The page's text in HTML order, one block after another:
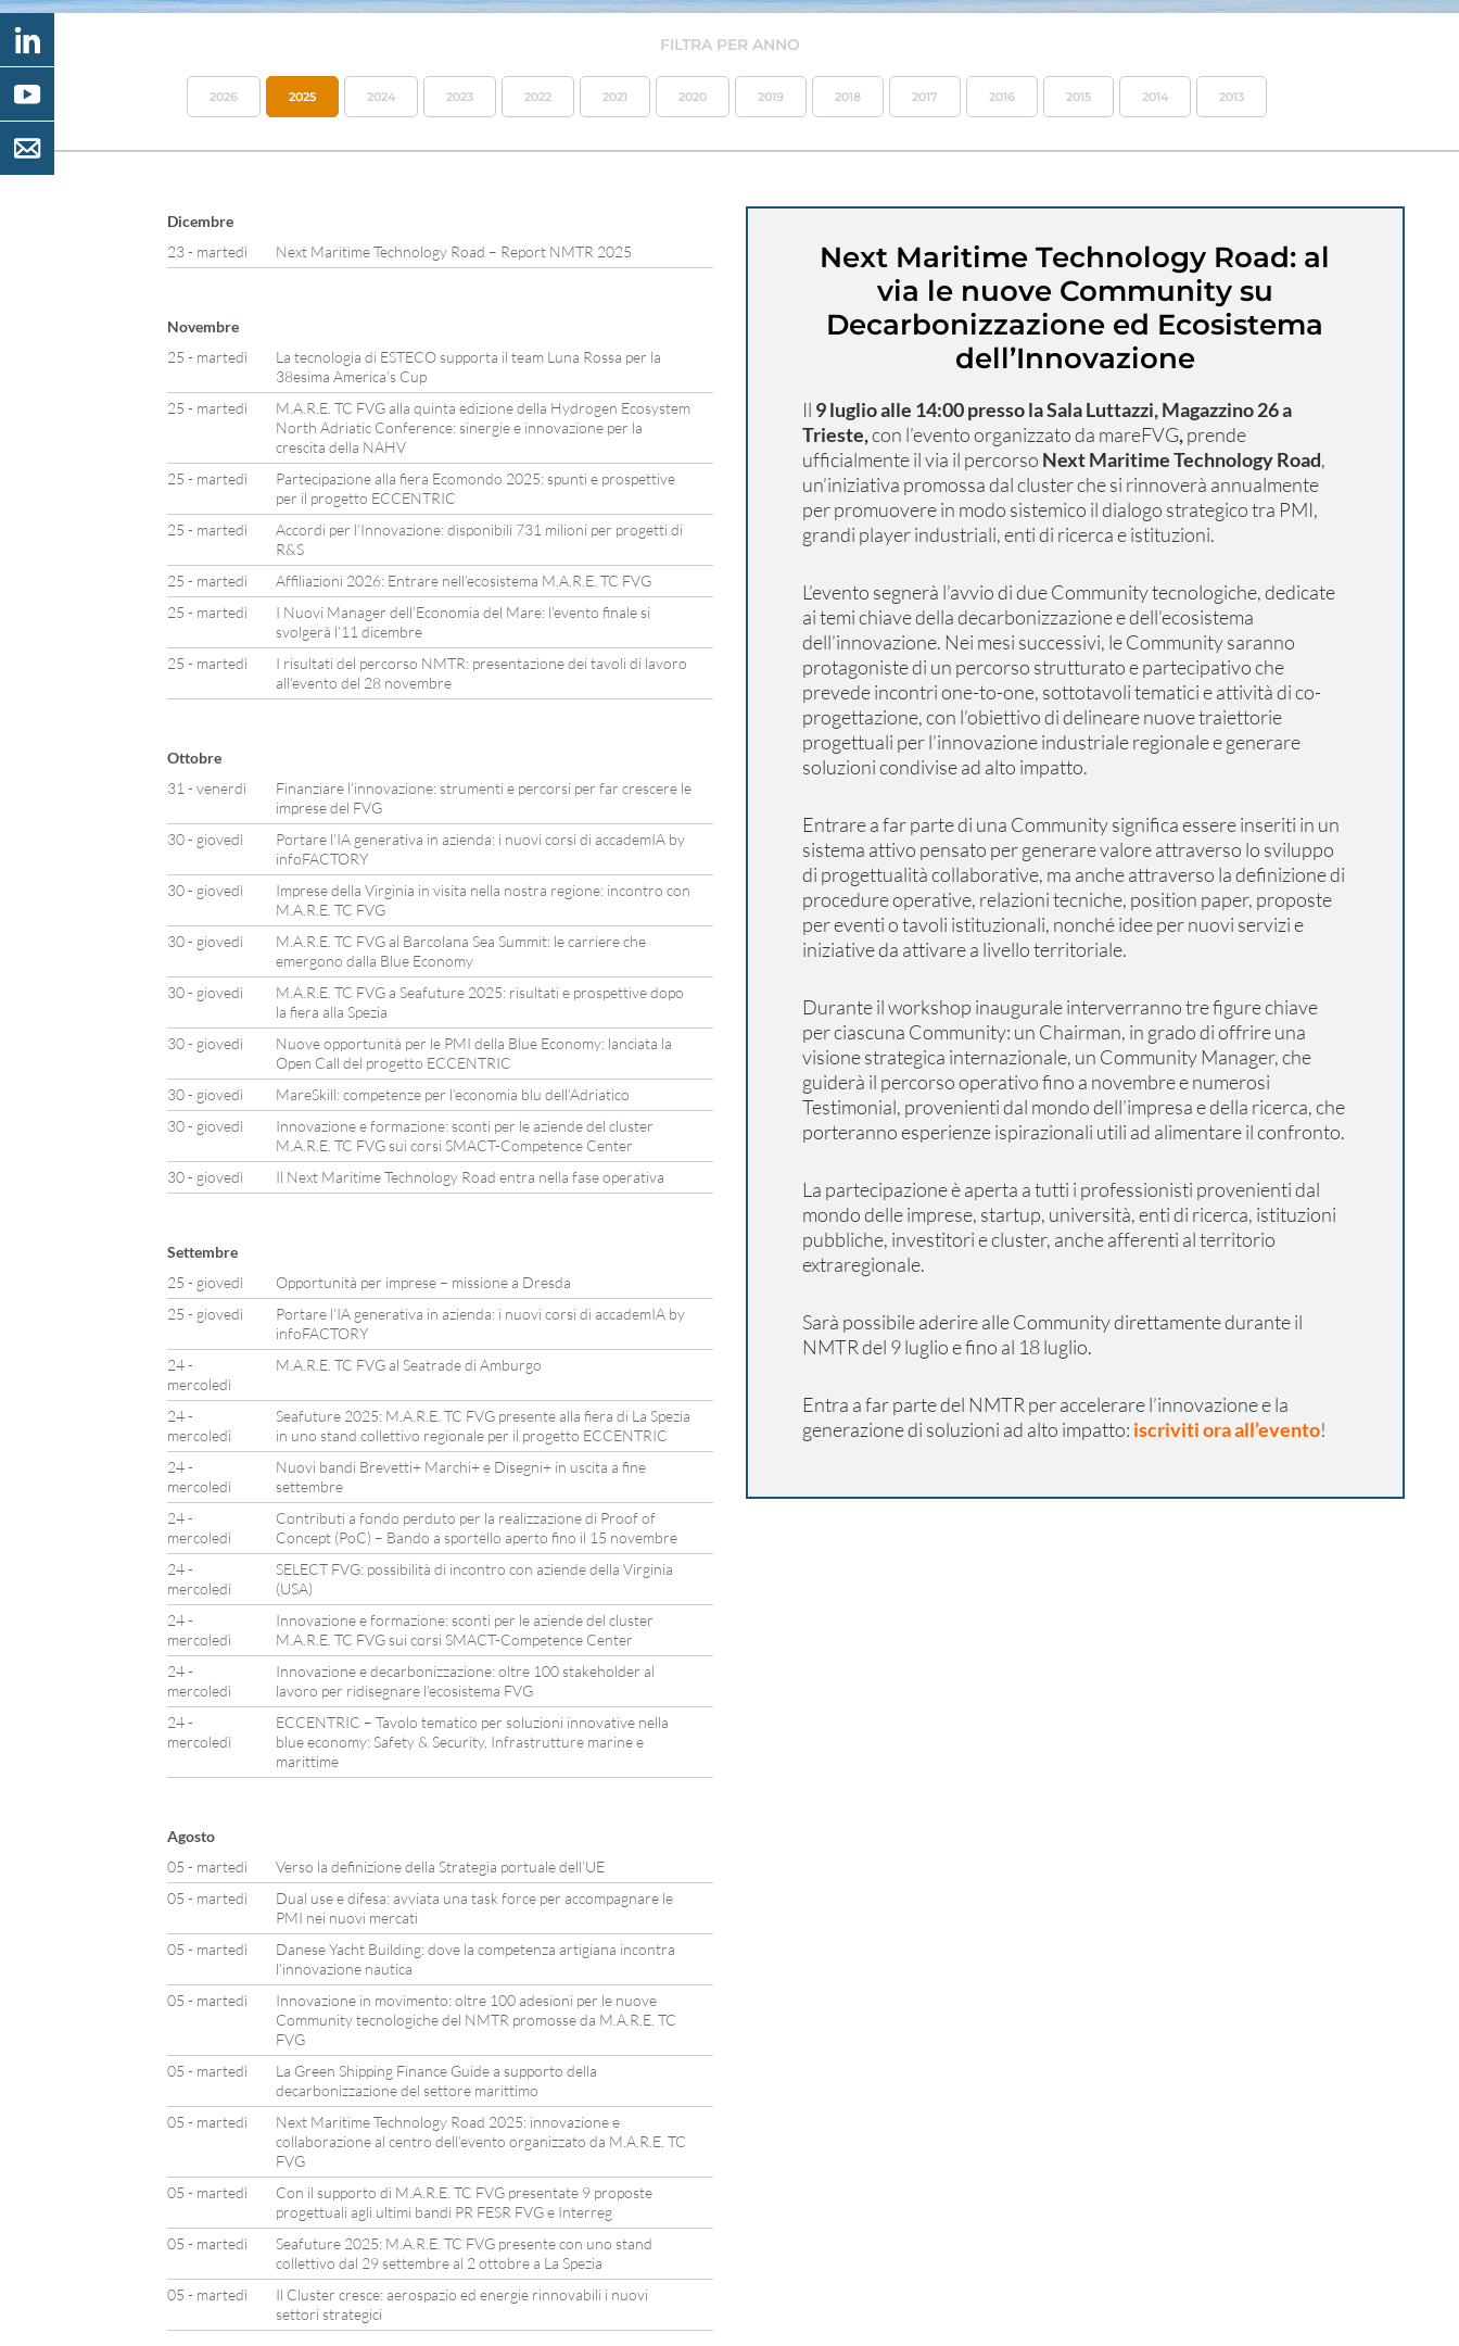
FILTRA PER ANNO
2026 2025 2024 2023 2022 2021 2020 2019 2018 2017 2016 2015 2014 2013
Dicembre
23 - martedì
Next Maritime Technology Road – Report NMTR 2025
Novembre
25 - martedì
La tecnologia di ESTECO supporta il team Luna Rossa per la
38esima America’s Cup
25 - martedì
M.A.R.E. TC FVG alla quinta edizione della Hydrogen Ecosystem
North Adriatic Conference: sinergie e innovazione per la
crescita della NAHV
25 - martedì
Partecipazione alla fiera Ecomondo 2025: spunti e prospettive
per il progetto ECCENTRIC
25 - martedì
Accordi per l’Innovazione: disponibili 731 milioni per progetti di
R&S
25 - martedì
Affiliazioni 2026: Entrare nell’ecosistema M.A.R.E. TC FVG
25 - martedì
I Nuovi Manager dell’Economia del Mare: l’evento finale si
svolgerà l’11 dicembre
25 - martedì
I risultati del percorso NMTR: presentazione dei tavoli di lavoro
all’evento del 28 novembre
Ottobre
31 - venerdì
Finanziare l’innovazione: strumenti e percorsi per far crescere le
imprese del FVG
30 - giovedì
Portare l’IA generativa in azienda: i nuovi corsi di accademIA by
infoFACTORY
30 - giovedì
Imprese della Virginia in visita nella nostra regione: incontro con
M.A.R.E. TC FVG
30 - giovedì
M.A.R.E. TC FVG al Barcolana Sea Summit: le carriere che
emergono dalla Blue Economy
30 - giovedì
M.A.R.E. TC FVG a Seafuture 2025: risultati e prospettive dopo
la fiera alla Spezia
30 - giovedì
Nuove opportunità per le PMI della Blue Economy: lanciata la
Open Call del progetto ECCENTRIC
30 - giovedì
MareSkill: competenze per l’economia blu dell’Adriatico
30 - giovedì
Innovazione e formazione: sconti per le aziende del cluster
M.A.R.E. TC FVG sui corsi SMACT-Competence Center
30 - giovedì
Il Next Maritime Technology Road entra nella fase operativa
Settembre
25 - giovedì
Opportunità per imprese – missione a Dresda
25 - giovedì
Portare l’IA generativa in azienda: i nuovi corsi di accademIA by
infoFACTORY
24 -
mercoledì
M.A.R.E. TC FVG al Seatrade di Amburgo
24 -
mercoledì
Seafuture 2025: M.A.R.E. TC FVG presente alla fiera di La Spezia
in uno stand collettivo regionale per il progetto ECCENTRIC
24 -
mercoledì
Nuovi bandi Brevetti+ Marchi+ e Disegni+ in uscita a fine
settembre
24 -
mercoledì
Contributi a fondo perduto per la realizzazione di Proof of
Concept (PoC) – Bando a sportello aperto fino il 15 novembre
24 -
mercoledì
SELECT FVG: possibilità di incontro con aziende della Virginia
(USA)
24 -
mercoledì
Innovazione e formazione: sconti per le aziende del cluster
M.A.R.E. TC FVG sui corsi SMACT-Competence Center
24 -
mercoledì
Innovazione e decarbonizzazione: oltre 100 stakeholder al
lavoro per ridisegnare l’ecosistema FVG
24 -
mercoledì
ECCENTRIC – Tavolo tematico per soluzioni innovative nella
blue economy: Safety & Security, Infrastrutture marine e
marittime
Agosto
05 - martedì
Verso la definizione della Strategia portuale dell’UE
05 - martedì
Dual use e difesa: avviata una task force per accompagnare le
PMI nei nuovi mercati
05 - martedì
Danese Yacht Building: dove la competenza artigiana incontra
l’innovazione nautica
05 - martedì
Innovazione in movimento: oltre 100 adesioni per le nuove
Community tecnologiche del NMTR promosse da M.A.R.E. TC
FVG
05 - martedì
La Green Shipping Finance Guide a supporto della
decarbonizzazione del settore marittimo
05 - martedì
Next Maritime Technology Road 2025: innovazione e
collaborazione al centro dell’evento organizzato da M.A.R.E. TC
FVG
05 - martedì
Con il supporto di M.A.R.E. TC FVG presentate 9 proposte
progettuali agli ultimi bandi PR FESR FVG e Interreg
05 - martedì
Seafuture 2025: M.A.R.E. TC FVG presente con uno stand
collettivo dal 29 settembre al 2 ottobre a La Spezia
05 - martedì
Il Cluster cresce: aerospazio ed energie rinnovabili i nuovi
settori strategici
Next Maritime Technology Road: al
via le nuove Community su
Decarbonizzazione ed Ecosistema
dell’Innovazione
Il 9 luglio alle 14:00 presso la Sala Luttazzi, Magazzino 26 a
Trieste,con l’evento organizzato da mareFVG,prende
ufficialmente il via il percorso Next Maritime Technology Road,
un’iniziativa promossa dal cluster che si rinnoverà annualmente
per promuovere in modo sistemico il dialogo strategico tra PMI,
grandi player industriali, enti di ricerca e istituzioni.
L’evento segnerà l’avvio di due Community tecnologiche, dedicate
ai temi chiave della decarbonizzazione e dell’ecosistema
dell’innovazione. Nei mesi successivi, le Community saranno
protagoniste di un percorso strutturato e partecipativo che
prevede incontri one-to-one, sottotavoli tematici e attività di co-
progettazione, con l’obiettivo di delineare nuove traiettorie
progettuali per l’innovazione industriale regionale e generare
soluzioni condivise ad alto impatto.
Entrare a far parte di una Community significa essere inseriti in un
sistema attivo pensato per generare valore attraverso lo sviluppo
di progettualità collaborative, ma anche attraverso la definizione di
procedure operative, relazioni tecniche, position paper, proposte
per eventi o tavoli istituzionali, nonché idee per nuovi servizi e
iniziative da attivare a livello territoriale.
Durante il workshop inaugurale interverranno tre figure chiave
per ciascuna Community: un Chairman, in grado di offrire una
visione strategica internazionale, un Community Manager, che
guiderà il percorso operativo fino a novembre e numerosi
Testimonial, provenienti dal mondo dell’impresa e della ricerca, che
porteranno esperienze ispirazionali utili ad alimentare il confronto.
La partecipazione è aperta a tutti i professionisti provenienti dal
mondo delle imprese, startup, università, enti di ricerca, istituzioni
pubbliche, investitori e cluster, anche afferenti al territorio
extraregionale.
Sarà possibile aderire alle Community direttamente durante il
NMTR del 9 luglio e fino al 18 luglio.
Entra a far parte del NMTR per accelerare l’innovazione e la
generazione di soluzioni ad alto impatto: iscriviti ora all’evento!